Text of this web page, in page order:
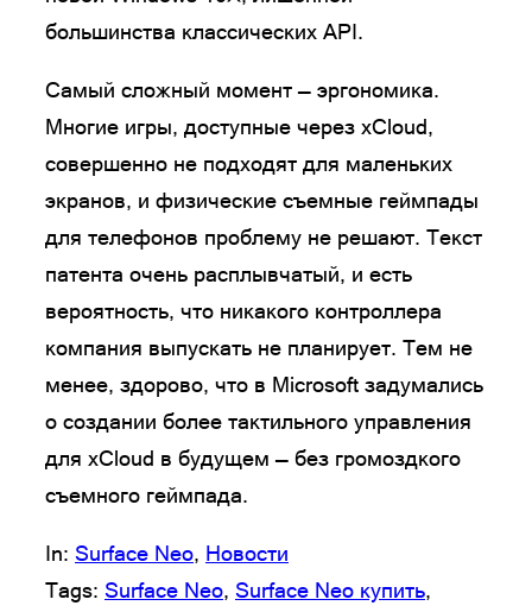
большинства классических API.
Самый сложный момент — эргономика.
Многие игры, доступные через xCloud,
совершенно не подходят для маленьких
экранов, и физические съемные геймпады
для телефонов проблему не решают. Текст
патента очень расплывчатый, и есть
вероятность, что никакого контроллера
компания выпускать не планирует. Тем не
менее, здорово, что в Microsoft задумались
о создании более тактильного управления
для xCloud в будущем — без громоздкого
съемного геймпада.
In: Surface Neo, Новости
Tags: Surface Neo, Surface Neo купить